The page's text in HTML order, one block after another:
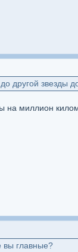
другой звезды
миллион
вы главные?